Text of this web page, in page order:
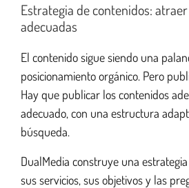
Estrategia de contenidos:
adecuadas
El contenido sigue siendo una
posicionamiento orgánico. Pero
Hay que publicar los contenidos
adecuado, con una estructura
búsqueda.
DualMedia construye una
sus servicios, sus objetivos y las